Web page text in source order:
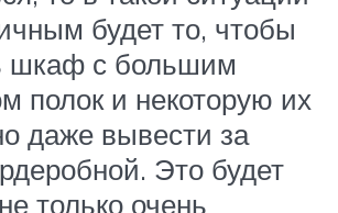
будет то, чтобы
шкаф с большим
полок и некоторую их
даже вывести за
Это будет
только очень